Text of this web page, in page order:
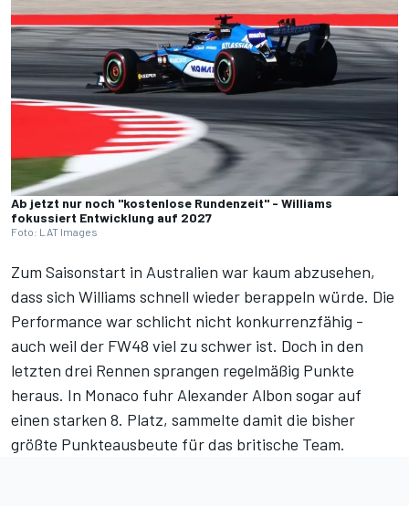
Ab jetzt nur noch "kostenlose Rundenzeit" - Williams
fokussiert Entwicklung auf 2027
Foto: LAT Images
Zum Saisonstart in Australien war kaum abzusehen,
dass sich Williams schnell wieder berappeln würde. Die
Performance war schlicht nicht konkurrenzfähig -
auch weil der FW48 viel zu schwer ist. Doch in den
letzten drei Rennen sprangen regelmäßig Punkte
heraus. In Monaco fuhr Alexander Albon sogar auf
einen starken 8. Platz, sammelte damit die bisher
größte Punkteausbeute für das britische Team.